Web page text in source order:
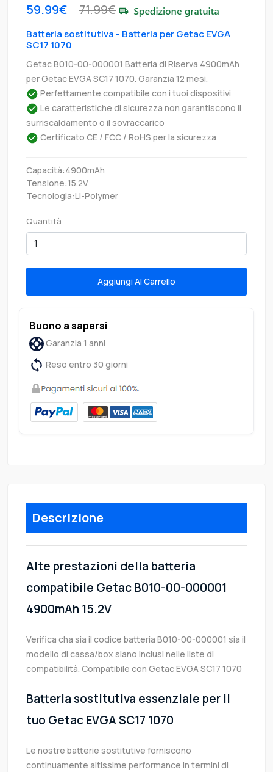
59.99€ 71.99€
Batteria sostitutiva - Batteria per Getac EVGA
SC17 1070
Getac B010-00-000001 Batteria di Riserva 4900mAh
per Getac EVGA SC17 1070. Garanzia 12 mesi.
Perfettamente compatibile con i tuoi dispositivi
Le caratteristiche di sicurezza non garantiscono il
surriscaldamento o il sovraccarico
Certificato CE / FCC / RoHS per la sicurezza
Capacità:4900mAh
Tensione:15.2V
Tecnologia:Li-Polymer
Quantità
Aggiungi Al Carrello
Buono a sapersi
Garanzia 1 anni
Reso entro 30 giorni
Descrizione
Alte prestazioni della batteria
compatibile Getac B010-00-000001
4900mAh 15.2V
Verifica cha sia il codice batteria B010-00-000001 sia il
modello di cassa/box siano inclusi nelle liste di
compatibilità. Compatibile con Getac EVGA SC17 1070
Batteria sostitutiva essenziale per il
tuo Getac EVGA SC17 1070
Le nostre batterie sostitutive forniscono
continuamente altissime performance in termini di